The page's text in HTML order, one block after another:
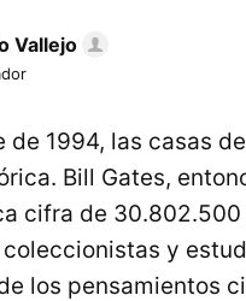
Vallejo
de 1994, las casas
Bill Gates,
cifra de
y
los pensamientos